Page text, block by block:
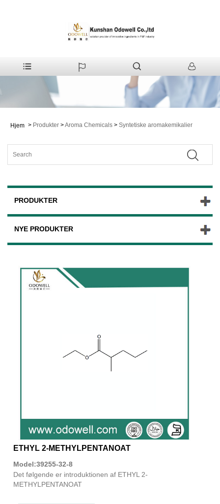
Hjem > Produkter >Aroma Chemicals > Syntetiske aromakemikalier
PRODUKTER
NYE PRODUKTER
ETHYL 2-METHYLPENTANOAT
Model:39255-32-8
Det følgende er introduktionen af ​​ETHYL 2-
METHYLPENTANOAT